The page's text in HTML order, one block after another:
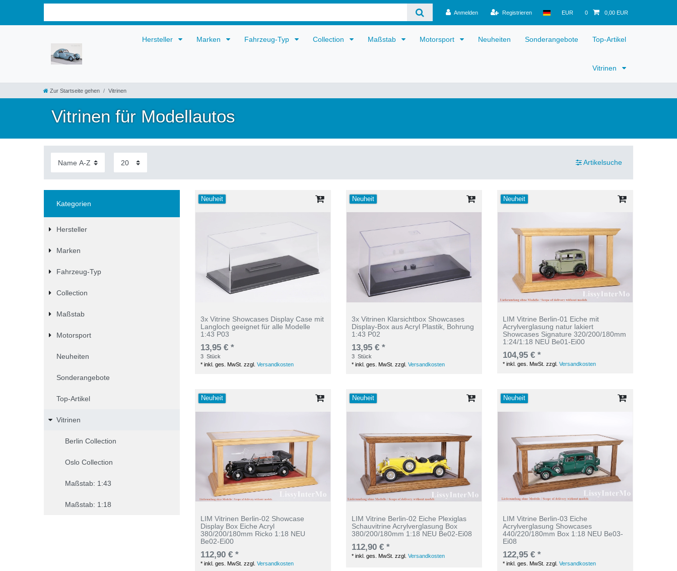
Anmelden Registrieren EUR 0 0,00 EUR
Hersteller Marken Fahrzeug-Typ Collection Maßstab Motorsport Neuheiten Sonderangebote Top-Artikel
Vitrinen
Zur Startseite gehen Vitrinen
Vitrinen für Modellautos
Artikelsuche
Kategorien
Hersteller
Marken
Fahrzeug-Typ
Collection
Maßstab
Motorsport
Neuheiten
Sonderangebote
Top-Artikel
Vitrinen
Berlin Collection
Oslo Collection
Maßstab: 1:43
Maßstab: 1:18
Neuheit
3x Vitrine Showcases Display Case mit
Langloch geeignet für alle Modelle
1:43 P03
13,95 € *
3 Stück
*inkl. ges. MwSt. zzgl.Versandkosten
Neuheit
3x Vitrinen Klarsichtbox Showcases
Display-Box aus Acryl Plastik, Bohrung
1:43 P02
13,95 € *
3 Stück
*inkl. ges. MwSt. zzgl.Versandkosten
Neuheit
LIM Vitrine Berlin-01 Eiche mit
Acrylverglasung natur lakiert
Showcases Signature 320/200/180mm
1:24/1:18 NEU Be01-Ei00
104,95 € *
*inkl. ges. MwSt. zzgl.Versandkosten
Neuheit
LIM Vitrinen Berlin-02 Showcase
Display Box Eiche Acryl
380/200/180mm Ricko 1:18 NEU
Be02-Ei00
112,90 € *
*inkl. ges. MwSt. zzgl.Versandkosten
Neuheit
LIM Vitrine Berlin-02 Eiche Plexiglas
Schauvitrine Acrylverglasung Box
380/200/180mm 1:18 NEU Be02-Ei08
112,90 € *
*inkl. ges. MwSt. zzgl.Versandkosten
Neuheit
LIM Vitrine Berlin-03 Eiche
Acrylverglasung Showcases
440/220/180mm Box 1:18 NEU Be03-
Ei08
122,95 € *
*inkl. ges. MwSt. zzgl.Versandkosten